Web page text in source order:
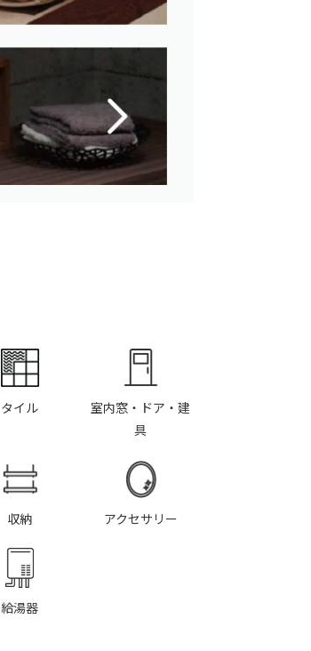
タイル
室内窓・ドア・建
具
収納 アクセサリー
給湯器